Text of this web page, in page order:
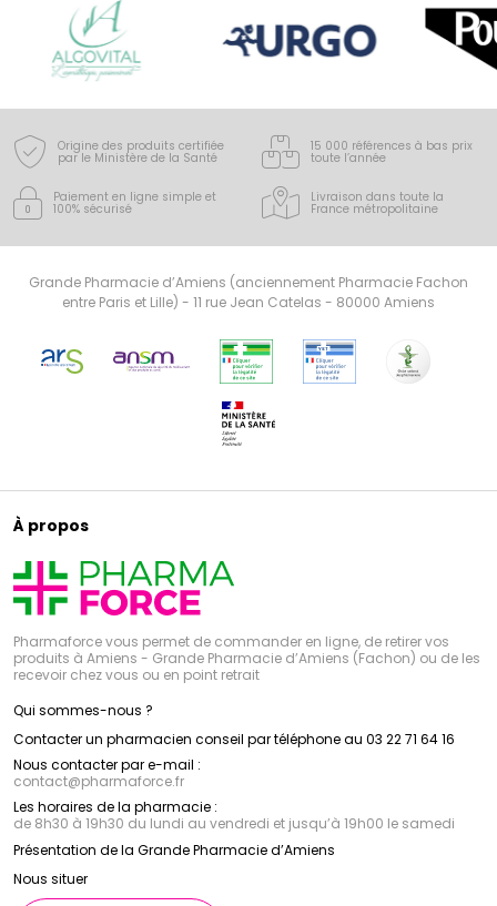
Origine des produits certifiée
par le Ministère de la Santé
15 000 références à bas prix
toute l’année
Paiement en ligne simple et
100% sécurisé
Livraison dans toute la
France métropolitaine
Grande Pharmacie d’Amiens (anciennement Pharmacie Fachon
entre Paris et Lille) - 11 rue Jean Catelas - 80000 Amiens
À propos
Pharmaforce vous permet de commander en ligne, de retirer vos
produits à Amiens - Grande Pharmacie d’Amiens (Fachon) ou de les
recevoir chez vous ou en point retrait
Qui sommes-nous ?
Contacter un pharmacien conseil par téléphone au 03 22 71 64 16
Nous contacter par e-mail :
contact@pharmaforce.fr
Les horaires de la pharmacie :
de 8h30 à 19h30 du lundi au vendredi et jusqu’à 19h00 le samedi
Présentation de la Grande Pharmacie d’Amiens
Nous situer